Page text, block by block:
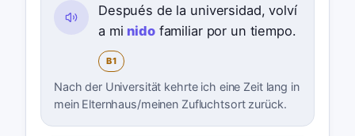
Después de la universidad, volví
a mi nidofamiliar por un tiempo.
B1
Nach der Universität kehrte ich eine Zeit lang in
mein Elternhaus/meinen Zufluchtsort zurück.